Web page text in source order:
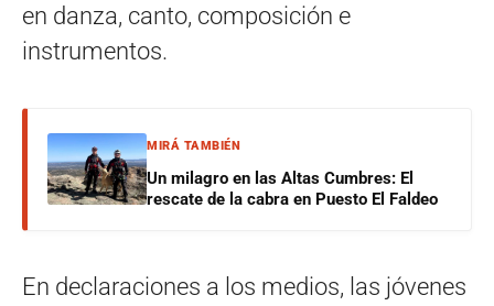
en danza, canto, composición e
instrumentos.
MIRÁ TAMBIÉN
Un milagro en las Altas Cumbres: El
rescate de la cabra en Puesto El Faldeo
En declaraciones a los medios, las jóvenes